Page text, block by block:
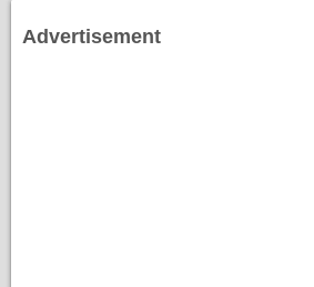
Advertisement